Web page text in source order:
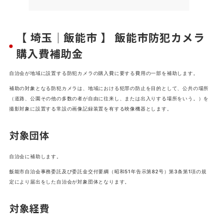
【 埼玉｜飯能市 】 飯能市防犯カメラ
購入費補助金
自治会が地域に設置する防犯カメラの購入費に要する費用の一部を補助します。
補助の対象となる防犯カメラは、地域における犯罪の防止を目的として、公共の場所
（道路、公園その他の多数の者が自由に往来し、または出入りする場所をいう。）を
撮影対象に設置する常設の画像記録装置を有する映像機器とします。
対象団体
自治会に補助します。
飯能市自治会事務委託及び委託金交付要綱（昭和51年告示第82号）第3条第1項の規
定により届出をした自治会が対象団体となります。
対象経費